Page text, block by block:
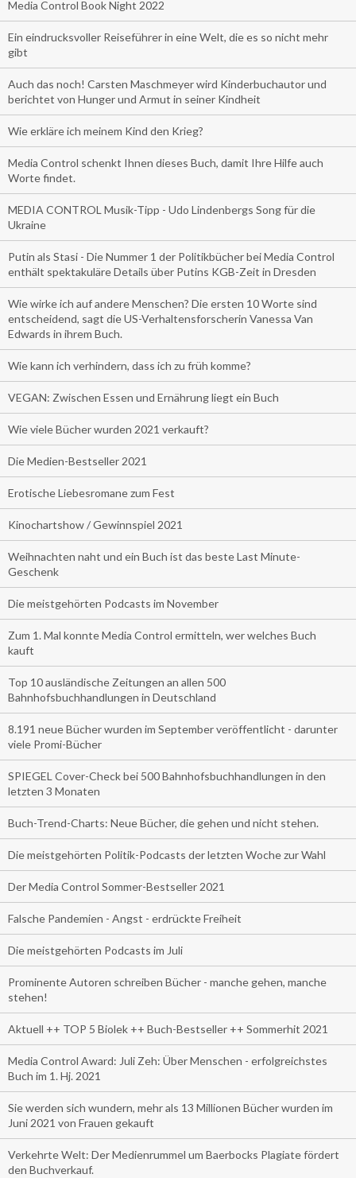
Media Control Book Night 2022
Ein eindrucksvoller Reiseführer in eine Welt, die es so nicht mehr
gibt
Auch das noch! Carsten Maschmeyer wird Kinderbuchautor und
berichtet von Hunger und Armut in seiner Kindheit
Wie erkläre ich meinem Kind den Krieg?
Media Control schenkt Ihnen dieses Buch, damit Ihre Hilfe auch
Worte findet.
MEDIA CONTROL Musik-Tipp - Udo Lindenbergs Song für die
Ukraine
Putin als Stasi - Die Nummer 1 der Politikbücher bei Media Control
enthält spektakuläre Details über Putins KGB-Zeit in Dresden
Wie wirke ich auf andere Menschen? Die ersten 10 Worte sind
entscheidend, sagt die US-Verhaltensforscherin Vanessa Van
Edwards in ihrem Buch.
Wie kann ich verhindern, dass ich zu früh komme?
VEGAN: Zwischen Essen und Ernährung liegt ein Buch
Wie viele Bücher wurden 2021 verkauft?
Die Medien-Bestseller 2021
Erotische Liebesromane zum Fest
Kinochartshow / Gewinnspiel 2021
Weihnachten naht und ein Buch ist das beste Last Minute-
Geschenk
Die meistgehörten Podcasts im November
Zum 1. Mal konnte Media Control ermitteln, wer welches Buch
kauft
Top 10 ausländische Zeitungen an allen 500
Bahnhofsbuchhandlungen in Deutschland
8.191 neue Bücher wurden im September veröffentlicht - darunter
viele Promi-Bücher
SPIEGEL Cover-Check bei 500 Bahnhofsbuchhandlungen in den
letzten 3 Monaten
Buch-Trend-Charts: Neue Bücher, die gehen und nicht stehen.
Die meistgehörten Politik-Podcasts der letzten Woche zur Wahl
Der Media Control Sommer-Bestseller 2021
Falsche Pandemien - Angst - erdrückte Freiheit
Die meistgehörten Podcasts im Juli
Prominente Autoren schreiben Bücher - manche gehen, manche
stehen!
Aktuell ++ TOP 5 Biolek ++ Buch-Bestseller ++ Sommerhit 2021
Media Control Award: Juli Zeh: Über Menschen - erfolgreichstes
Buch im 1. Hj. 2021
Sie werden sich wundern, mehr als 13 Millionen Bücher wurden im
Juni 2021 von Frauen gekauft
Verkehrte Welt: Der Medienrummel um Baerbocks Plagiate fördert
den Buchverkauf.